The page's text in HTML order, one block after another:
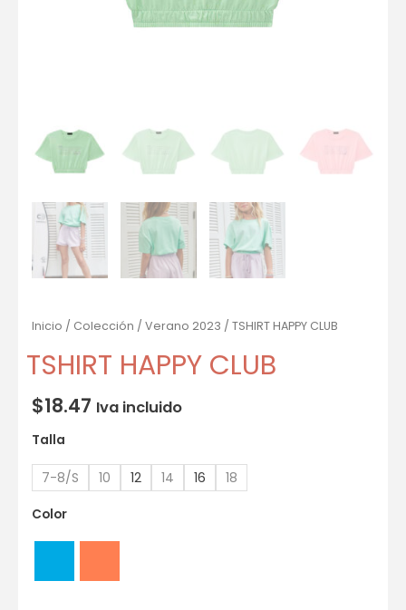
Inicio / Colección / Verano 2023 / TSHIRT HAPPY CLUB
TSHIRT HAPPY CLUB
$18.47 Iva incluido
Talla
7-8/S 10 12 14 16 18
Color